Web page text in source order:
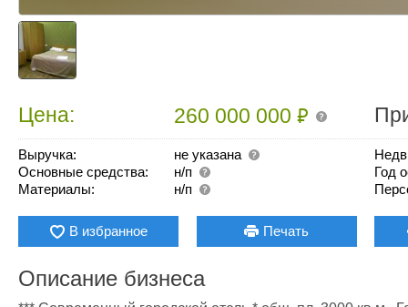
Цена: 260 000 000₽
Выручка:
не указана
Основные средства:
н/п
Материалы:
н/п
Год
В избранное Печать
Описание бизнеса